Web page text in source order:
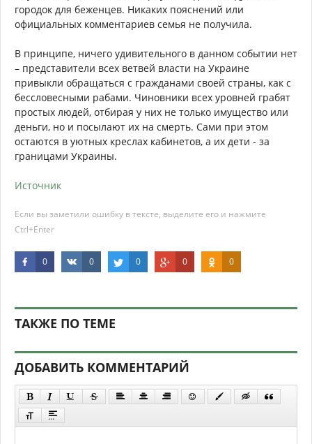
городок для беженцев. Никаких пояснений или
официальных комментариев семья не получила.
В принципе, ничего удивительного в данном событии нет
– представители всех ветвей власти на Украине
привыкли обращаться с гражданами своей страны, как с
бессловесными рабами. Чиновники всех уровней грабят
простых людей, отбирая у них не только имущество или
деньги, но и посылают их на смерть. Сами при этом
остаются в уютных креслах кабинетов, а их дети - за
границами Украины.
Источник
Если вы заметили ошибку в тексте, выделите его и нажмите
Ctrl+Enter
0 0 0 0 0
ТАКЖЕ ПО ТЕМЕ
ДОБАВИТЬ КОММЕНТАРИЙ